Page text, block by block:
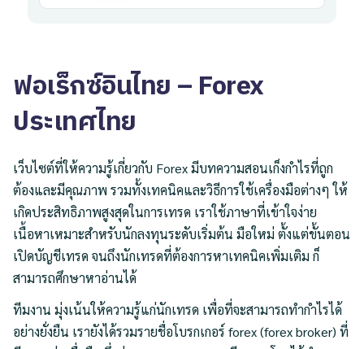
ฟอเร็กซ์อินไทย –Forex
ประเทศไทย
เว็บไซต์ที่ให้ความรู้เกี่ยวกับ Forex มีบทความสอนเก็งกำไรที่ถูก
ต้องและมีคุณภาพ รวมทั้งเทคนิคและวิธีการใช้เครื่องมือต่างๆ ให้
เกิดประสิทธิภาพสูงสุดในการเทรด เราใช้ภาษาที่เข้าใจง่าย
เนื้อหาเหมาะสำหรับนักลงทุนระดับเริ่มต้น มือใหม่ ตั้งแต่ขั้นตอน
เปิดบัญชีเทรด จนถึงนักเทรดที่ต้องการหาเทคนิคเพิ่มเติม ก็
สามารถศึกษาหาอ่านได้
ทีมงาน มุ่งเน้นให้ความรู้แก่นักเทรด เพื่อที่จะสามารถทำกำไรได้
อย่างยั่งยืน เรายังได้รวมรายชื่อโบรกเกอร์ forex (forex broker) ที่